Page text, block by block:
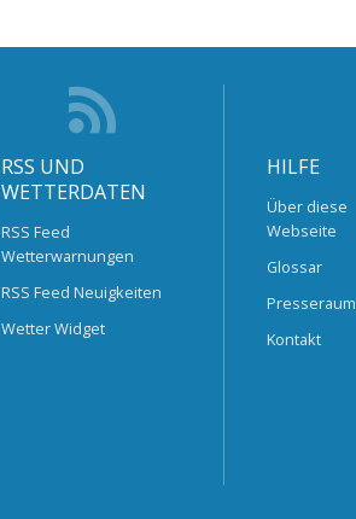
RSS UND
WETTERDATEN
RSS Feed
Wetterwarnungen
RSS Feed Neuigkeiten
Wetter Widget
HILFE
Über diese
Webseite
Glossar
Presseraum
Kontakt